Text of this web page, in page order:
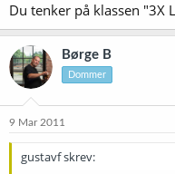
Du tenker på klassen "3X
Børge B
Dommer
9 Mar 2011
gustavf skrev: